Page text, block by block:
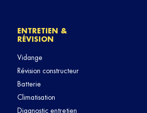
ENTRETIEN &
RÉVISION
Vidange
Révision constructeur
Batterie
Climatisation
Diagnostic entretien